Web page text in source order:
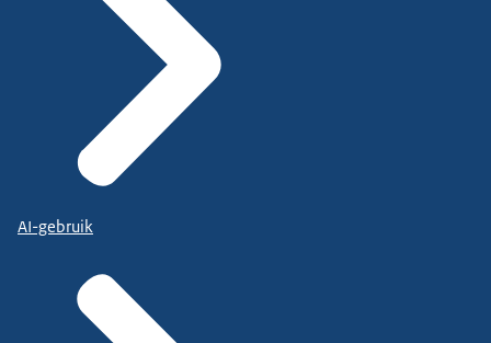
AI-gebruik